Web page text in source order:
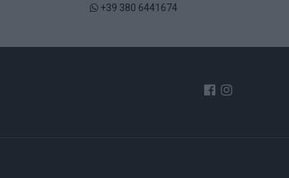
+39 380 6441674